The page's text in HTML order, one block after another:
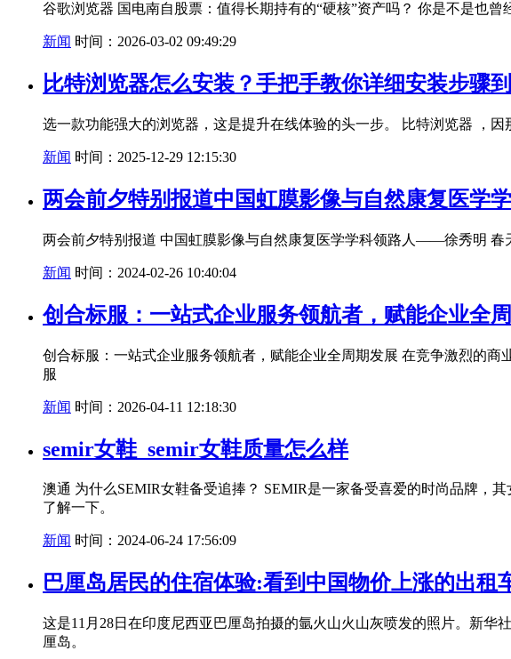
谷歌浏览器 国电南自股票：值得长期持有的“硬核”资产吗？ 你是不是也
新闻 时间：2026-03-02 09:49:29
比特浏览器怎么安装？手把手教你详细安装步骤
选一款功能强大的浏览器，这是提升在线体验的头一步。 比特浏览器 ，
新闻 时间：2025-12-29 12:15:30
两会前夕特别报道中国虹膜影像与自然康复医学
两会前夕特别报道 中国虹膜影像与自然康复医学学科领路人——徐秀明 春
新闻 时间：2024-02-26 10:40:04
创合标服：一站式企业服务领航者，赋能企业全
创合标服：一站式企业服务领航者，赋能企业全周期发展 在竞争激烈的
服
新闻 时间：2026-04-11 12:18:30
semir女鞋_semir女鞋质量怎么样
澳通 为什么SEMIR女鞋备受追捧？ SEMIR是一家备受喜爱的时尚品牌，
了解一下。
新闻 时间：2024-06-24 17:56:09
巴厘岛居民的住宿体验:看到中国物价上涨的出租
这是11月28日在印度尼西亚巴厘岛拍摄的氩火山火山灰喷发的照片。新华
厘岛。